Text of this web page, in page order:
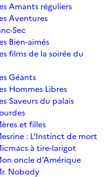
Amants réguliers
Aventures
Sec
Bien-aimés
films de la soirée du
Géants
Hommes Libres
Saveurs du palais
et filles
: L’Instinct de mort
à tire-larigot
oncle d'Amérique
Nobody